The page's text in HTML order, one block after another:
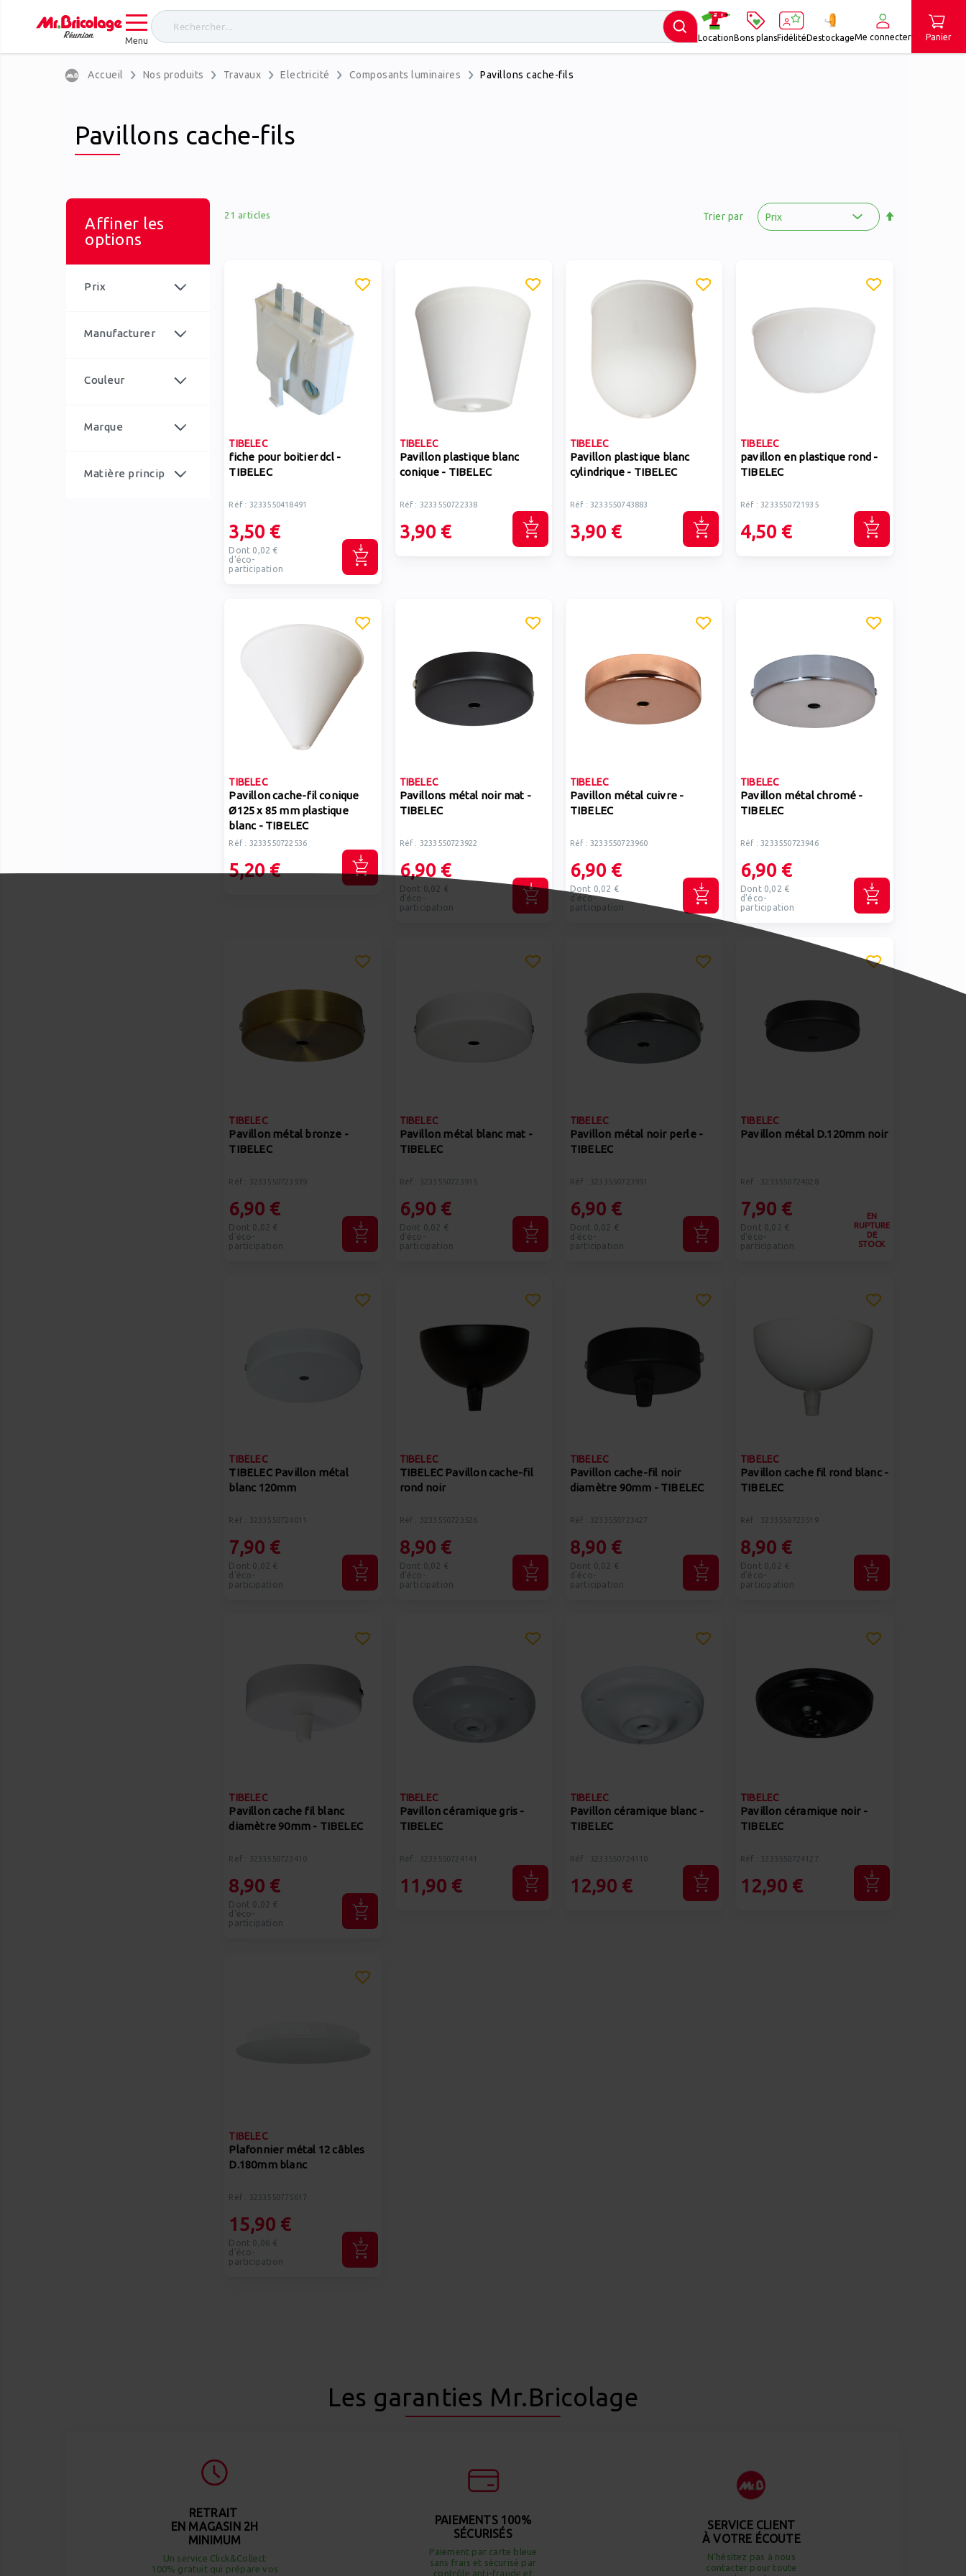
Menu LocationBons plansFidélitéDestockageMe connecter Panier
Accueil Nos produits Travaux Electricité Composants luminaires Pavillons cache-fils
Pavillons cache-fils
21 articles Trier par
TIBELEC
fiche pour boitier dcl -
TIBELEC
Réf : 3233550418491
3,50 €
Dont 0,02 €
d'éco-
participation
TIBELEC
Pavillon plastique blanc
conique - TIBELEC
Réf : 3233550722338
3,90 €
TIBELEC
Pavillon plastique blanc
cylindrique - TIBELEC
Réf : 3233550743883
3,90 €
TIBELEC
pavillon en plastique rond -
TIBELEC
Réf : 3233550721935
4,50 €
TIBELEC
Pavillon cache-fil conique
Ø125 x 85 mm plastique
blanc - TIBELEC
Réf : 3233550722536
5,20 €
TIBELEC
Pavillons métal noir mat -
TIBELEC
Réf : 3233550723922
6,90 €
Dont 0,02 €
d'éco-
participation
TIBELEC
Pavillon métal cuivre -
TIBELEC
Réf : 3233550723960
6,90 €
Dont 0,02 €
d'éco-
participation
TIBELEC
Pavillon métal chromé -
TIBELEC
Réf : 3233550723946
6,90 €
Dont 0,02 €
d'éco-
participation
TIBELEC
Pavillon métal bronze -
TIBELEC
Réf : 3233550723939
6,90 €
Dont 0,02 €
d'éco-
participation
TIBELEC
Pavillon métal blanc mat -
TIBELEC
Réf : 3233550723915
6,90 €
Dont 0,02 €
d'éco-
participation
TIBELEC
Pavillon métal noir perle -
TIBELEC
Réf : 3233550723991
6,90 €
Dont 0,02 €
d'éco-
participation
TIBELEC
Pavillon métal D.120mm noir
Réf : 3233550724028
7,90 €
Dont 0,02 €
d'éco-
participation
EN
RUPTURE
DE
STOCK
TIBELEC
TIBELEC Pavillon métal
blanc 120mm
Réf : 3233550724011
7,90 €
Dont 0,02 €
d'éco-
participation
TIBELEC
TIBELEC Pavillon cache-fil
rond noir
Réf : 3233550723526
8,90 €
Dont 0,02 €
d'éco-
participation
TIBELEC
Pavillon cache-fil noir
diamètre 90mm - TIBELEC
Réf : 3233550723427
8,90 €
Dont 0,02 €
d'éco-
participation
TIBELEC
Pavillon cache fil rond blanc -
TIBELEC
Réf : 3233550723519
8,90 €
Dont 0,02 €
d'éco-
participation
TIBELEC
Pavillon cache fil blanc
diamètre 90mm - TIBELEC
Réf : 3233550723410
8,90 €
Dont 0,02 €
d'éco-
participation
TIBELEC
Pavillon céramique gris -
TIBELEC
Réf : 3233550724141
11,90 €
TIBELEC
Pavillon céramique blanc -
TIBELEC
Réf : 3233550724110
12,90 €
TIBELEC
Pavillon céramique noir -
TIBELEC
Réf : 3233550724127
12,90 €
TIBELEC
Plafonnier métal 12 câbles
D.180mm blanc
Réf : 3233550775617
15,90 €
Dont 0,06 €
d'éco-
participation
Affiner les
options
Prix
10,00 €
et plus 4
Manufacturer
Couleur
Marque
Matière princip
Les garanties Mr.Bricolage
RETRAIT
EN MAGASIN 2H
MINIMUM
Un service Click&Collect
100% gratuit qui prépare vos
PAIEMENTS 100%
SÉCURISÉS
Paiement par carte bleue
sans frais et sécurisé par
contrôle anti-fraude et
SERVICE CLIENT
À VOTRE ÉCOUTE
N’hésitez pas à nous
contacter pour toute